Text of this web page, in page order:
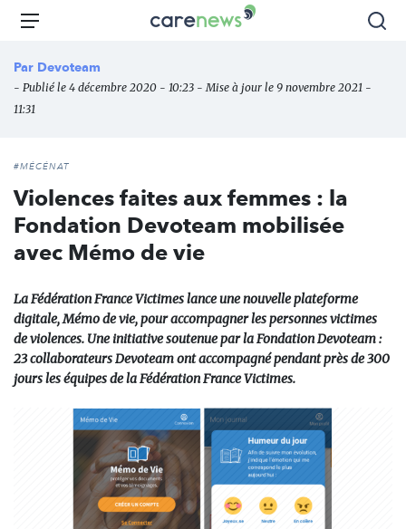
Aller
principal
Carenews,
des
Menu
Par Devoteam
- Publié le 4 décembre 2020 - 10:23 - Mise à jour le 9 novembre 2021 -
11:31
#MÉCÉNAT
Violences faites aux femmes : la
Fondation Devoteam mobilisée
avec Mémo de vie
La Fédération France Victimes lance une nouvelle plateforme
digitale, Mémo de vie, pour accompagner les personnes victimes
de violences. Une initiative soutenue par la Fondation Devoteam :
23 collaborateurs Devoteam ont accompagné pendant près de 300
jours les équipes de la Fédération France Victimes.